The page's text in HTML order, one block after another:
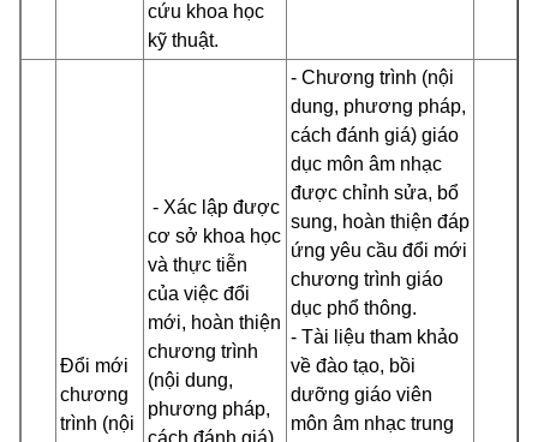
cứu khoa học
kỹ thuật.
Đổi mới
chương
trình (nội
- Xác lập được
cơ sở khoa học
và thực tiễn
của việc đổi
mới, hoàn thiện
chương trình
(nội dung,
phương pháp,
- Chương trình (nội
dung, phương pháp,
cách đánh giá) giáo
dục môn âm nhạc
được chỉnh sửa, bổ
sung, hoàn thiện đáp
ứng yêu cầu đổi mới
chương trình giáo
dục phổ thông.
- Tài liệu tham khảo
về đào tạo, bồi
dưỡng giáo viên
môn âm nhạc trung